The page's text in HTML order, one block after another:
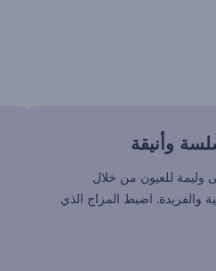
وأنيقة
وليمة للعيون من خلال
والفريدة. اضبط المزاج الذي